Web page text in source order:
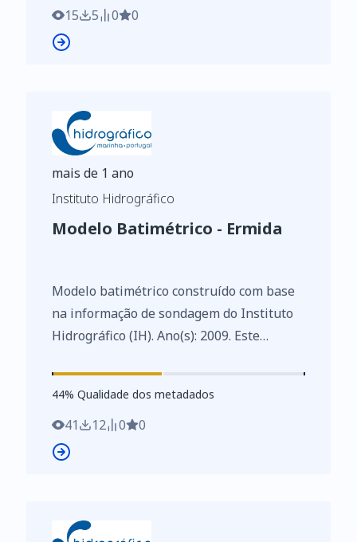
Regulamento de Execução n.º 2023/138 da
Diretiva (UE) 2019/1024, relativa aos
15 5 0 0
mais de 1 ano
Instituto Hidrográfico
Modelo Batimétrico - Ermida
Modelo batimétrico construído com base
na informação de sondagem do Instituto
Hidrográfico (IH). Ano(s): 2009. Este
de Dados de Elevado Valor/HVD
identificados de acordo com o
Regulamento de Execução n.º 2023/138 da
Diretiva (UE) 2019/1024, relativa aos
44%
44% Qualidade dos metadados
41 12 0 0